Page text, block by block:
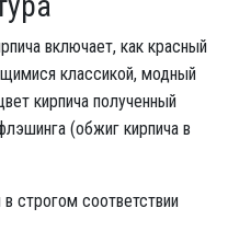
включает, как красный
классикой, модный
кирпича полученный
(обжиг кирпича в
строгом соответствии